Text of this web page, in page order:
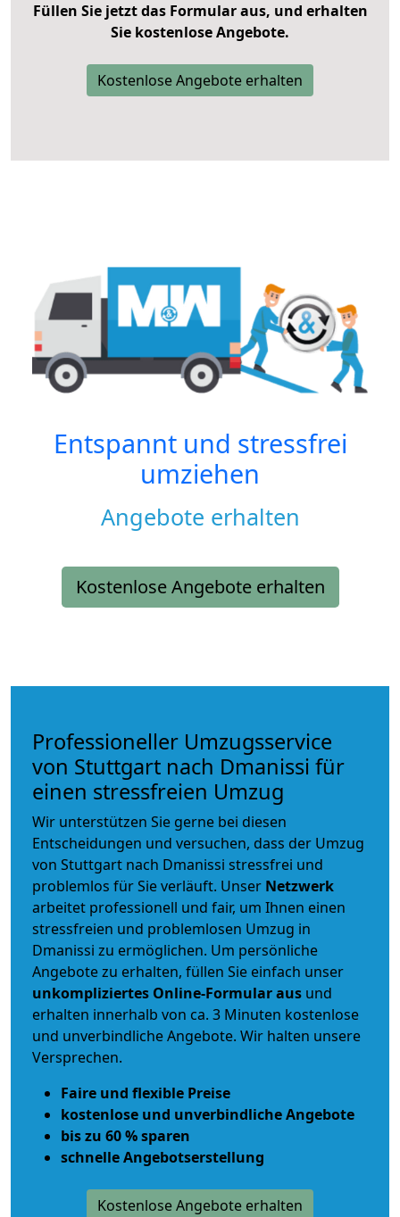
Füllen Sie jetzt das Formular aus, und erhalten
Sie kostenlose Angebote.
Kostenlose Angebote erhalten
Entspannt und stressfrei
umziehen
Angebote erhalten
Kostenlose Angebote erhalten
Professioneller Umzugsservice
von Stuttgart nach Dmanissi für
einen stressfreien Umzug
Wir unterstützen Sie gerne bei diesen
Entscheidungen und versuchen, dass der Umzug
von Stuttgart nach Dmanissi stressfrei und
problemlos für Sie verläuft. Unser Netzwerk
arbeitet professionell und fair, um Ihnen einen
stressfreien und problemlosen Umzug in
Dmanissi zu ermöglichen. Um persönliche
Angebote zu erhalten, füllen Sie einfach unser
unkompliziertes Online-Formular aus und
erhalten innerhalb von ca. 3 Minuten kostenlose
und unverbindliche Angebote. Wir halten unsere
Versprechen.
Faire und flexible Preise
kostenlose und unverbindliche Angebote
bis zu 60 % sparen
schnelle Angebotserstellung
Kostenlose Angebote erhalten